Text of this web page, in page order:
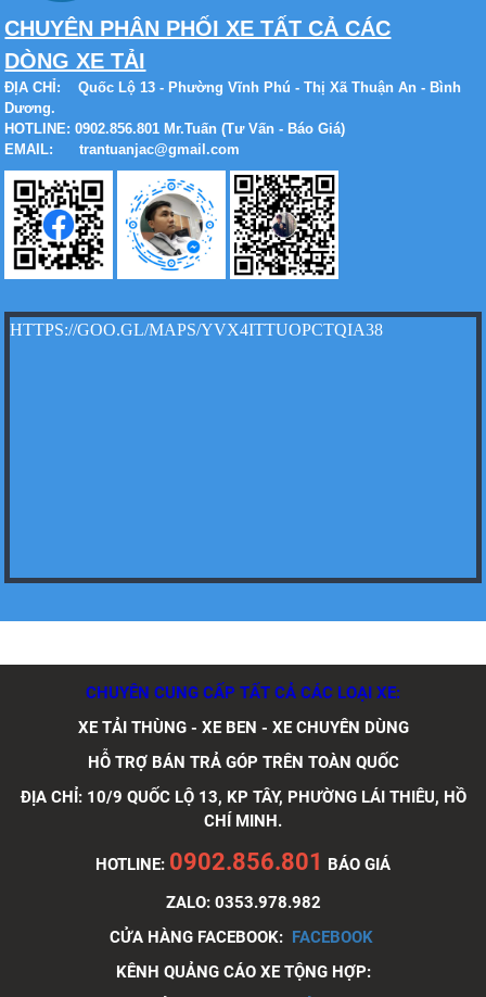
Xe tải Foton 990kg
Xe tải Foton 990kg
Xe tải Foton 990kg
CHUYÊN PHÂN PHỐI XE TẤT CẢ CÁC
DÒNG XE TẢI
ĐỊA CHỈ:
Quốc Lộ 13 - Phường Vĩnh Phú - Thị Xã Thuận An - Bình
Dương.
HOTLINE: 0902.856.801 Mr.Tuấn (Tư Vấn - Báo Giá)
EMAIL: trantuanjac@gmail.com
HTTPS://GOO.GL/MAPS/YVX4ITTUOPCTQIA38
CHUYÊN CUNG CẤP TẤT CẢ CÁC LOẠI XE:
XE TẢI THÙNG - XE BEN - XE CHUYÊN DÙNG
HỖ TRỢ BÁN TRẢ GÓP TRÊN TOÀN QUỐC
ĐỊA CHỈ: 10/9 QUỐC LỘ 13, KP TÂY, PHƯỜNG LÁI THIÊU, HỒ
CHÍ MINH.
HOTLINE: 0902.856.801 BÁO GIÁ
ZALO: 0353.978.982
CỬA HÀNG FACEBOOK: FACEBOOK
KÊNH QUẢNG CÁO XE TỘNG HỢP: